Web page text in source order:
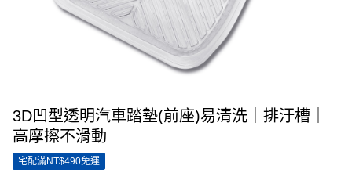
3D凹型透明汽車踏墊(前座)易清洗｜排汙槽｜
高摩擦不滑動
宅配滿NT$490免運